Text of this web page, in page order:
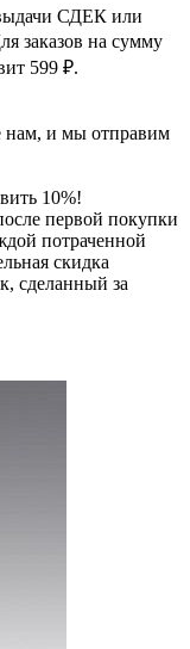
СДЕК или
заказов на сумму
599 ₽.
нам, и мы отправим
10%!
первой покупки
потраченной
скидка
сделанный за